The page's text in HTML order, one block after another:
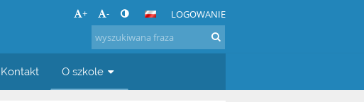
+ - LOGOWANIE
Kontakt O szkole